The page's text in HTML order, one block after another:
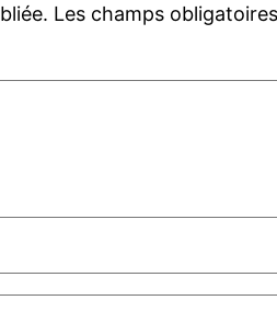
Les champs